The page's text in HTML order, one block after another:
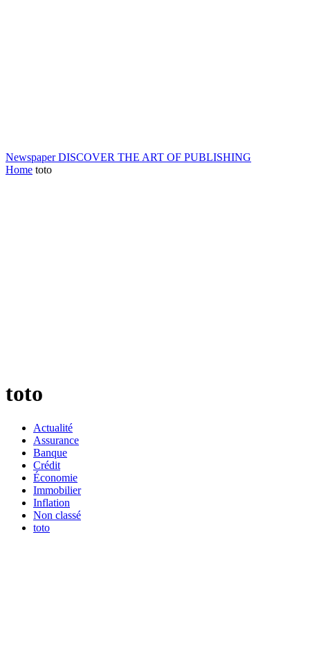
Newspaper DISCOVER THE ART OF PUBLISHING
Home toto
toto
Actualité
Assurance
Banque
Crédit
Économie
Immobilier
Inflation
Non classé
toto